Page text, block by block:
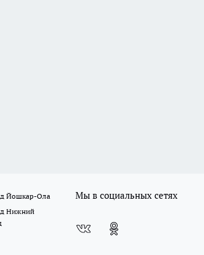
Йошкар-Ола
Нижний
Мы в социальных сетях